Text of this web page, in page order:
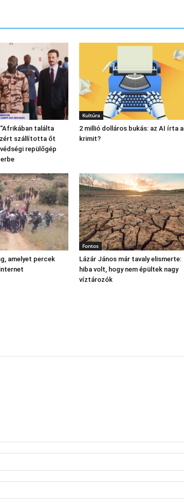
találta
szállította őt
repülőgép
Kultúra
2 millió dolláros bukás: az AI írta a
krimit?
amelyet percek
Fontos
Lázár János már tavaly elismerte:
hiba volt, hogy nem épültek nagy
víztározók